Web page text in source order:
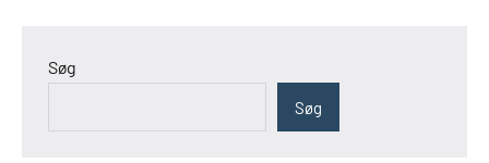
Søg
Søg